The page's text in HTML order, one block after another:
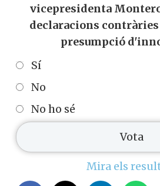
vicepresidenta
declaracions
presumpció
Sí
No
No ho sé
Mira els